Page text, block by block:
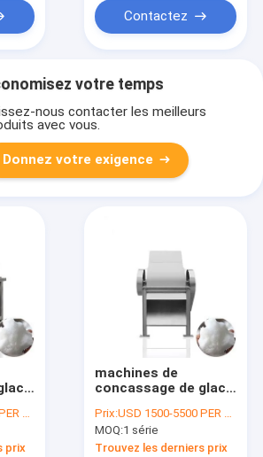
Contactez
votre temps
nous contacter les meilleurs
avec vous.
Donnez votre exigence
prix
machines de
concassage de glace
découpe de blocs de
glace
Prix:USD 1500-5500 PER SER
MOQ:1 série
Trouvez les derniers prix